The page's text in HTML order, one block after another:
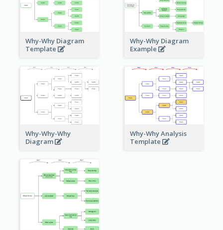
Why-Why Diagram
Template
Why-Why Diagram
Example
Why-Why-Why
Diagram
Why-Why Analysis
Template